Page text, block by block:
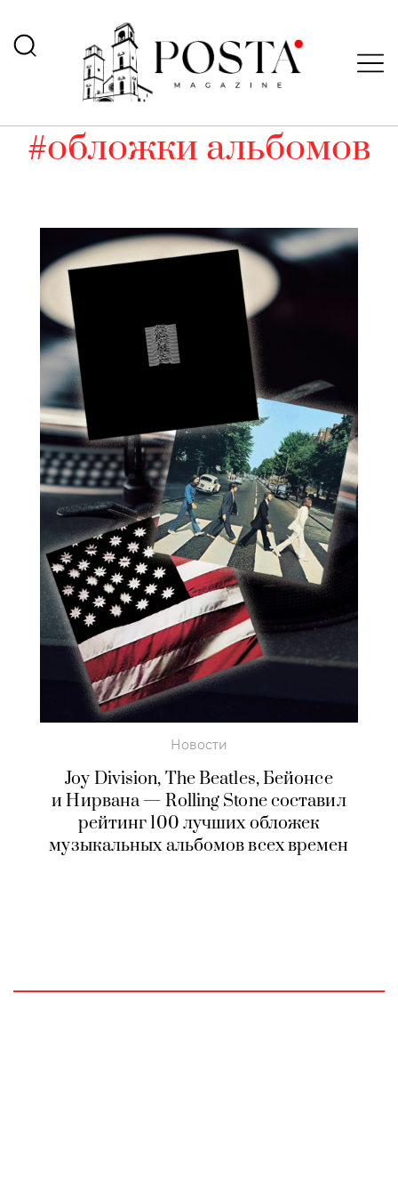
#обложки альбомов
Новости
Joy Division, The Beatles, Бейонсе
и Нирвана — Rolling Stone составил
рейтинг 100 лучших обложек
музыкальных альбомов всех времен